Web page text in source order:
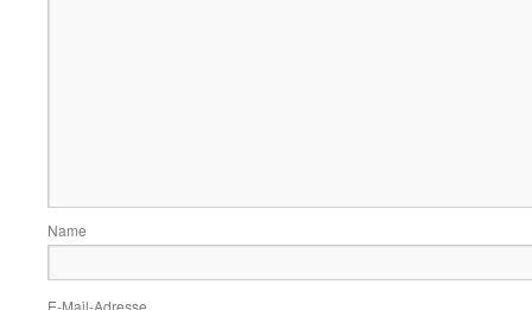
Name
E-Mail-Adresse